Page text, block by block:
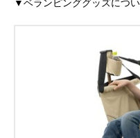
▼ベランピンググッズにつ